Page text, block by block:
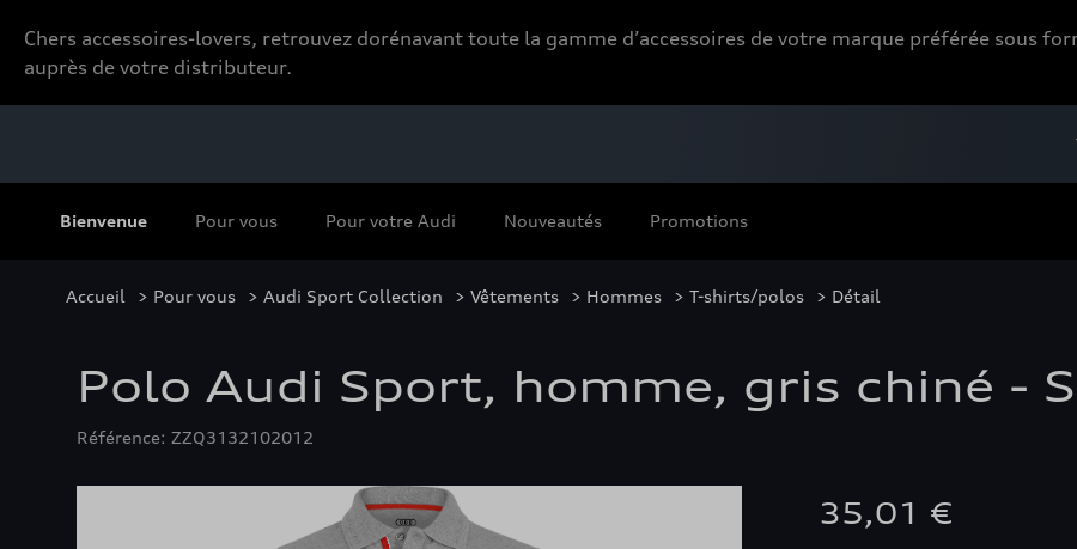
Chers accessoires-lovers, retrouvez dorénavant toute la gamme d’accessoires de votre marque préférée sous
auprès de votre distributeur.
Bienvenue Pour vous Pour votre Audi Nouveautés Promotions
Accueil > Pour vous > Audi Sport Collection > Vêtements > Hommes > T-shirts/polos > Détail
Polo Audi Sport, homme, gris chiné - S
Référence: ZZQ3132102012
35,01 €